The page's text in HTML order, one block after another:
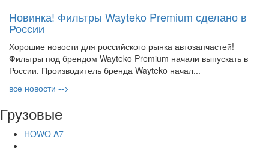
Новинка! Фильтры Wayteko Premium сделано в
России
Хорошие новости для российского рынка автозапчастей!
Фильтры под брендом Wayteko Premium начали выпускать в
России. Производитель бренда Wayteko начал...
все новости -->
Грузовые
HOWO A7